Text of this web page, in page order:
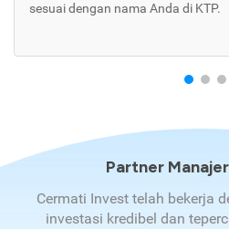
sesuai dengan nama Anda di KTP.
Partner
Cermati Invest telah bekerja
investasi kredibel dan